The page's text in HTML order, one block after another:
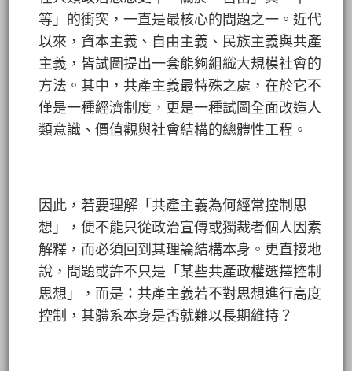
等」的衝突，一直是最核心的問題之一。近代
以來，資本主義、自由主義、民族主義與共產
主義，皆試圖提出一套能夠組織大規模社會的
方法。其中，共產主義最特殊之處，在於它不
僅是一種經濟制度，更是一種試圖全面改造人
類意識、價值觀與社會結構的總體性工程。
因此，若要理解「共產主義為何經常控制思
想」，便不能只從政治宣傳或獨裁者個人因素
解釋，而必須回到其理論結構本身。更直接地
說，問題或許不只是「某些共產政權選擇控制
思想」，而是：共產主義若不對思想進行高度
控制，其體系本身是否就難以長期維持？